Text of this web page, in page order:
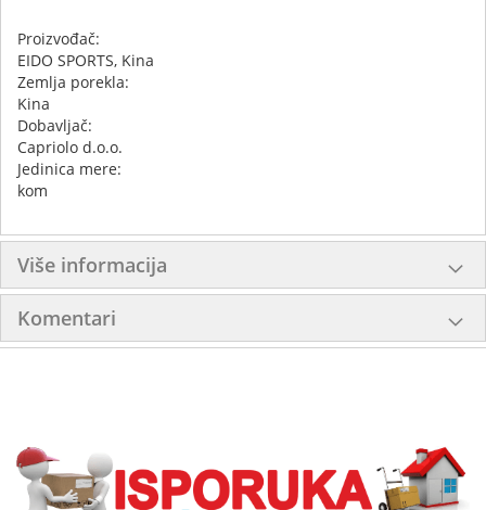
Proizvođač:
EIDO SPORTS, Kina
Zemlja porekla:
Kina
Dobavljač:
Capriolo d.o.o.
Jedinica mere:
kom
Više informacija
Komentari